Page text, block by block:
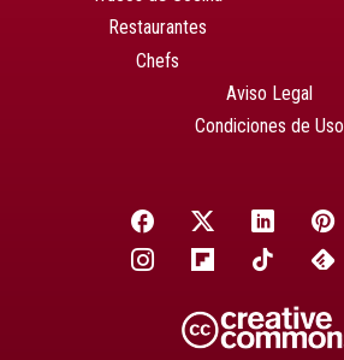
Restaurantes
Chefs
Aviso Legal
Condiciones de Uso